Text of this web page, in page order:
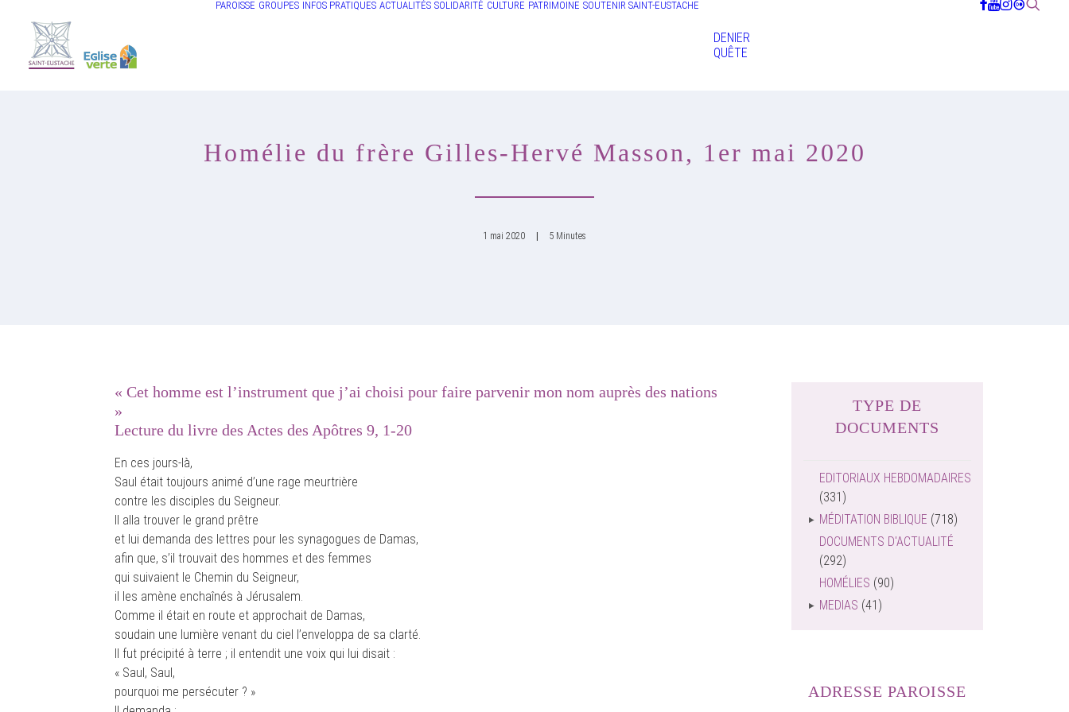
PAROISSE GROUPES INFOS PRATIQUES ACTUALITÉS SOLIDARITÉ CULTURE PATRIMOINE SOUTENIR SAINT-EUSTACHE
DENIER
QUÊTE
Homélie du frère Gilles-Hervé Masson, 1er mai 2020
1 mai 2020 5 Minutes
« Cet homme est l’instrument que j’ai choisi pour faire parvenir mon nom auprès des nations
»
Lecture du livre des Actes des Apôtres 9, 1-20
En ces jours-là,
Saul était toujours animé d’une rage meurtrière
contre les disciples du Seigneur.
Il alla trouver le grand prêtre
et lui demanda des lettres pour les synagogues de Damas,
afin que, s’il trouvait des hommes et des femmes
qui suivaient le Chemin du Seigneur,
il les amène enchaînés à Jérusalem.
Comme il était en route et approchait de Damas,
soudain une lumière venant du ciel l’enveloppa de sa clarté.
Il fut précipité à terre ; il entendit une voix qui lui disait :
« Saul, Saul,
pourquoi me persécuter ? »
TYPE DE
DOCUMENTS
EDITORIAUX HEBDOMADAIRES
(331)
MÉDITATION BIBLIQUE (718)
DOCUMENTS D'ACTUALITÉ
(292)
HOMÉLIES (90)
MEDIAS (41)
ADRESSE PAROISSE